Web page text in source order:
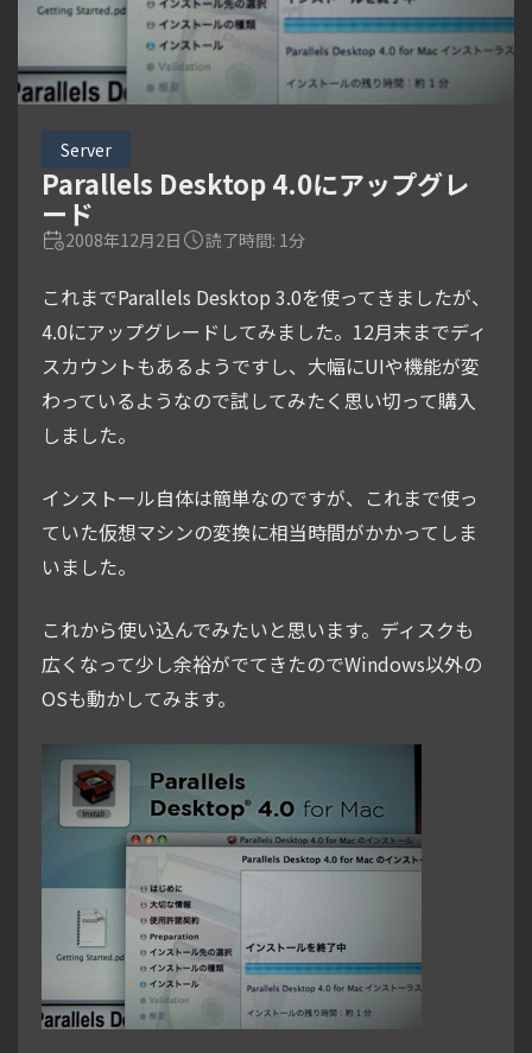
Server
Parallels Desktop 4.0にアップグレ
ード
2008年12月2日 読了時間: 1分
これまでParallels Desktop 3.0を使ってきましたが、
4.0にアップグレードしてみました。12月末までディ
スカウントもあるようですし、大幅にUIや機能が変
わっているようなので試してみたく思い切って購入
しました。
インストール自体は簡単なのですが、これまで使っ
ていた仮想マシンの変換に相当時間がかかってしま
いました。
これから使い込んでみたいと思います。ディスクも
広くなって少し余裕がでてきたのでWindows以外の
OSも動かしてみます。